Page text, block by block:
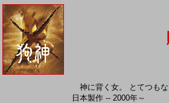
神に背く女。 とてつも
日本製作 -- 2000年～